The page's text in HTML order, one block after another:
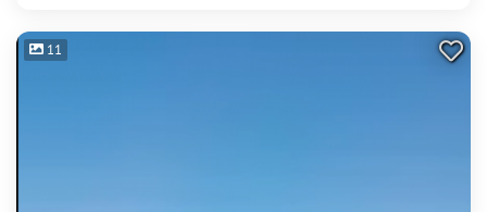
11